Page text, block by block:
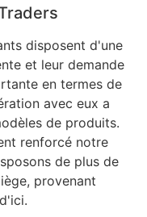
disposent d'une
et leur demande
en termes de
avec eux a
de produits.
renforcé notre
de plus de
provenant